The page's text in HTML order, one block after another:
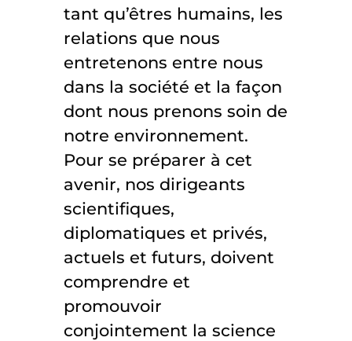
tant qu’êtres humains, les
relations que nous
entretenons entre nous
dans la société et la façon
dont nous prenons soin de
notre environnement.
Pour se préparer à cet
avenir, nos dirigeants
scientifiques,
diplomatiques et privés,
actuels et futurs, doivent
comprendre et
promouvoir
conjointement la science